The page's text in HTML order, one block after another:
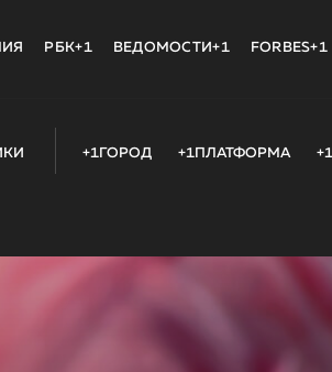
РБК+1 ВЕДОМОСТИ+1 FORBES+1
+1ГОРОД +1ПЛАТФОРМА